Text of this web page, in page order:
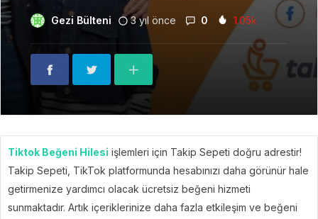
Gezi Bülteni 3 yıl önce 0 1.05k
Tiktok Beğeni Hilesi işlemleri için Takip Sepeti doğru adrestir!
Takip Sepeti, TikTok platformunda hesabınızı daha görünür hale
getirmenize yardımcı olacak ücretsiz beğeni hizmeti
sunmaktadır. Artık içeriklerinize daha fazla etkileşim ve beğeni